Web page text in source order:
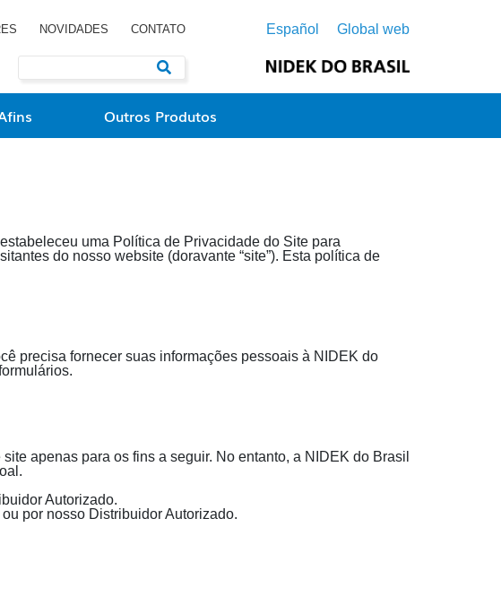
NOVIDADES CONTATO Español Global web
Outros Produtos
uma Política de Privacidade do Site para
do nosso website (doravante “site”). Esta política de
precisa fornecer suas informações pessoais à NIDEK do
apenas para os fins a seguir. No entanto, a NIDEK do Brasil
Autorizado.
por nosso Distribuidor Autorizado.